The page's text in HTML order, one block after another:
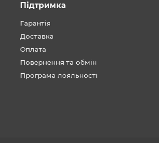
Підтримка
Гарантія
Доставка
Оплата
Повернення та обмін
Програма лояльності